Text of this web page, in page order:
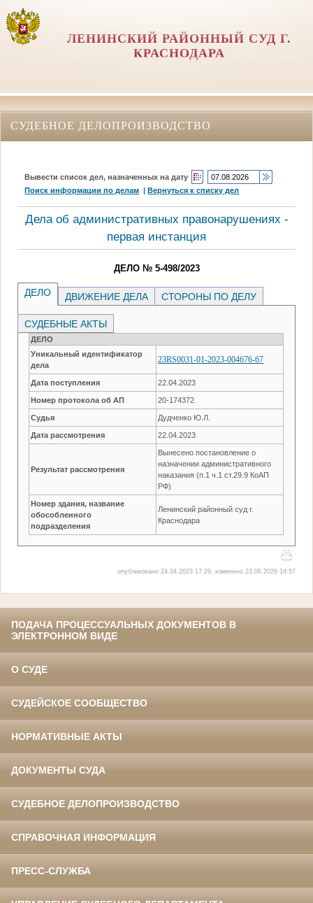
ЛЕНИНСКИЙ РАЙОННЫЙ СУД Г.
КРАСНОДАРА
СУДЕБНОЕ ДЕЛОПРОИЗВОДСТВО
Вывести список дел, назначенных на дату
Поиск информации по делам |Вернуться к списку дел
Дела об административных правонарушениях -
первая инстанция
ДЕЛО № 5-498/2023
ДЕЛО ДВИЖЕНИЕ ДЕЛА СТОРОНЫ ПО ДЕЛУ
СУДЕБНЫЕ АКТЫ
ДЕЛО
Уникальный идентификатор
дела
23RS0031-01-2023-004676-67
Дата поступления 22.04.2023
Номер протокола об АП 20-174372
Судья Дудченко Ю.Л.
Дата рассмотрения 22.04.2023
Результат рассмотрения
Вынесено постановление о
назначении административного
наказания (п.1 ч.1 ст.29.9 КоАП
РФ)
Номер здания, название
обособленного
подразделения
Ленинский районный суд г.
Краснодара
опубликовано 24.04.2023 17:29, изменено 23.06.2026 14:57
ПОДАЧА ПРОЦЕССУАЛЬНЫХ ДОКУМЕНТОВ В
ЭЛЕКТРОННОМ ВИДЕ
О СУДЕ
СУДЕЙСКОЕ СООБЩЕСТВО
НОРМАТИВНЫЕ АКТЫ
ДОКУМЕНТЫ СУДА
СУДЕБНОЕ ДЕЛОПРОИЗВОДСТВО
СПРАВОЧНАЯ ИНФОРМАЦИЯ
ПРЕСС-СЛУЖБА